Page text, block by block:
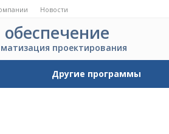
Новости
проектирования
Другие программы